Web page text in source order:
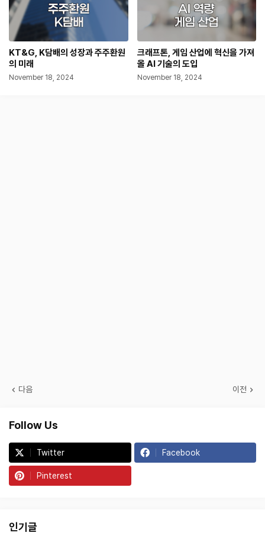
KT&G, K담배의 성장과 주주환원
의 미래
November 18, 2024
크래프톤, 게임 산업에 혁신을 가져
올 AI 기술의 도입
November 18, 2024
다음 이전
Follow Us
Twitter Facebook
Pinterest
인기글